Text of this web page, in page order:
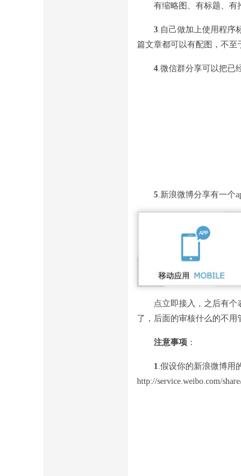
有缩略图、有标题、有
3.自己做加上使用程序
篇文章都可以有配图，不至
4.微信群分享可以把已
5.新浪微博分享有一个
点立即接入，之后有个
了，后面的审核什么的不用
注意事项 ：
1 .假设你的新浪微博用
http://service.weibo.com/